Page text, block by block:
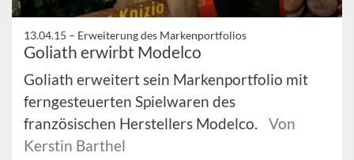
13.04.15 – Erweiterung des Markenportfolios
Goliath erwirbt Modelco
Goliath erweitert sein Markenportfolio mit
ferngesteuerten Spielwaren des
französischen Herstellers Modelco.
Von
Kerstin Barthel